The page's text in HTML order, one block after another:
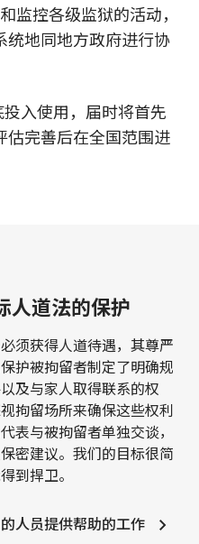
监控各级监狱的活动，
统地同地方政府进行协
入使用，届时将首先
估完善后在全国范围进
人道法的保护
须获得人道待遇，其尊严
护被拘留者制定了明确规
及与家人取得联系的权
拘留场所来确保这些权利
表与被拘留者单独交谈，
密建议。我们的目标很简
到捍卫。
人员提供帮助的工作